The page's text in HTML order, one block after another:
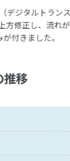
デジタルトラン
修正し、流れ
付きました。
移